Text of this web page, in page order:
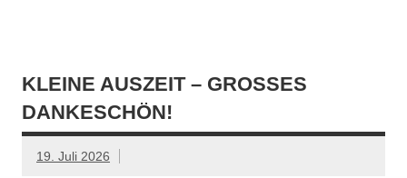
KLEINE AUSZEIT – GROSSES D
ANKESCHÖN!
19. Juli 2026